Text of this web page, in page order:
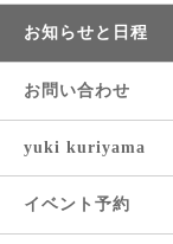
お知らせと日程
お問い合わせ
yuki kuriyama
イベント予約